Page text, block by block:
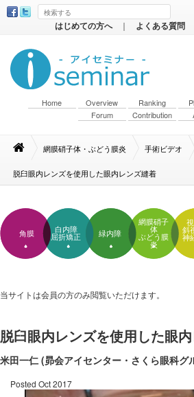
はじめての方へ ｜ よくある質問
Home Overview Ranking
Forum
Contribution
網膜硝子体・ぶどう膜炎 手術ビデオ
脱臼眼内レンズを使用した眼内レンズ縫着
角膜
白内障
屈折矯正
緑内障
網膜硝子
体
ぶどう膜
炎
斜
神
当サイトは会員の方のみ閲覧いただけます。
脱臼眼内レンズを使用した眼
米田一仁 (昴会アイセンター・さくら眼科グ
Posted Oct 2017